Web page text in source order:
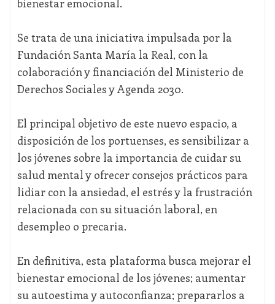
bienestar emocional.
Se trata de una iniciativa impulsada por la
Fundación Santa María la Real, con la
colaboración y financiación del Ministerio de
Derechos Sociales y Agenda 2030.
El principal objetivo de este nuevo espacio, a
disposición de los portuenses, es sensibilizar a
los jóvenes sobre la importancia de cuidar su
salud mental y ofrecer consejos prácticos para
lidiar con la ansiedad, el estrés y la frustración
relacionada con su situación laboral, en
desempleo o precaria.
En definitiva, esta plataforma busca mejorar el
bienestar emocional de los jóvenes; aumentar
su autoestima y autoconfianza; prepararlos a